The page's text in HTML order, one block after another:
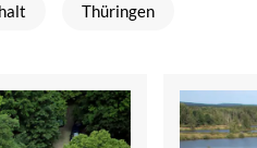
Thüringen